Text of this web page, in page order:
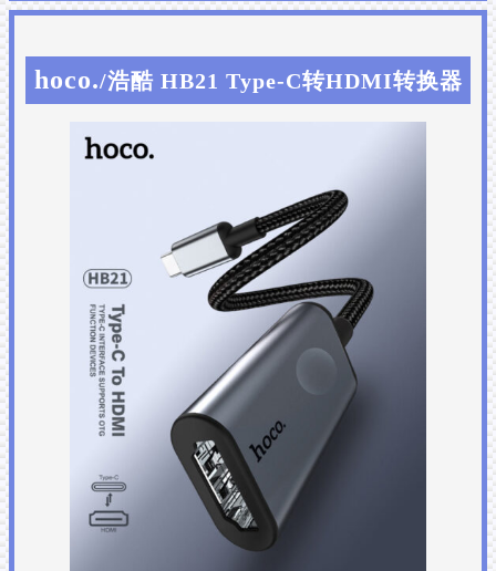
hoco./浩酷 HB21 Type-C转HDMI转换器